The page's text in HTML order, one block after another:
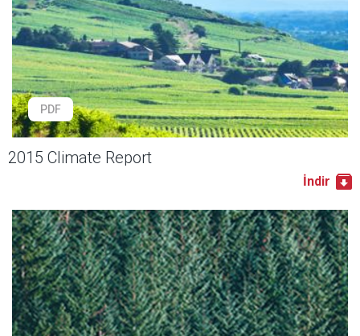
PDF
2015 Climate Report
İndir